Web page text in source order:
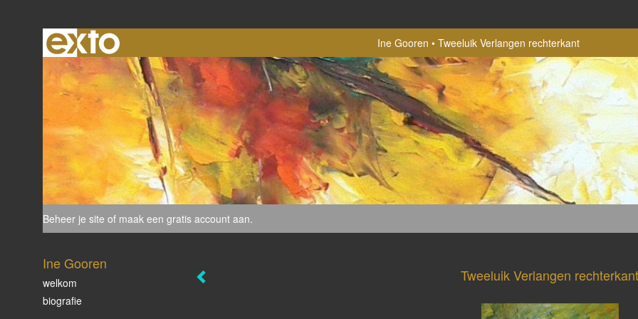
Ine Gooren Tweeluik Verlangen rechterkant
Beheer je site of maak een gratis account aan.
Tweeluik Verlangen rechterkant
Ine Gooren
welkom
biografie